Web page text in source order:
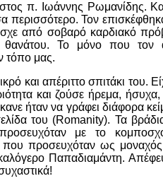
π. Ιωάννης Ρωμανίδης. Και
περισσότερο. Τον
από σοβαρό καρδιακό
Το μόνο που τον
τόπο μας.
και απέριττο σπιτάκι του.
και ζούσε ήρεμα,
ήταν να γράφει διάφορα
του (Romanity). Τα
με το
που προσευχόταν ως
Παπαδιαμάντη.A